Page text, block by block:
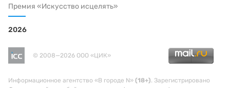
Премия «Искусство исцелять»
2026
© 2008—2026 ООО «ЦИК»
Информационное агентство «В городе N» (18+). Зарегистрировано